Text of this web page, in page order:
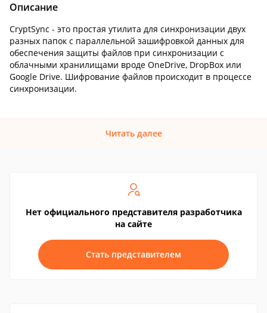
Описание
CryptSync - это простая утилита для синхронизации двух
разных папок с параллельной зашифровкой данных для
обеспечения защиты файлов при синхронизации с
облачными хранилищами вроде OneDrive, DropBox или
Google Drive. Шифрование файлов происходит в процессе
синхронизации.
Читать далее
Нет официального представителя разработчика
на сайте
Стать представителем